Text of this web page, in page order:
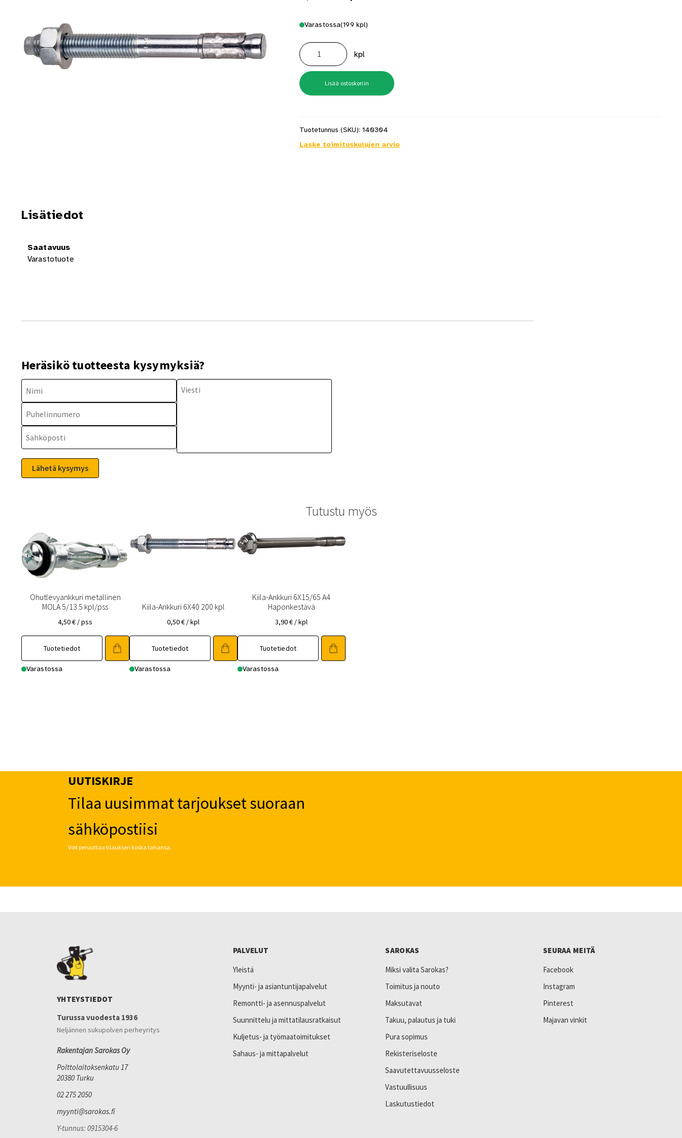
Varastossa(199 kpl)
Kiila-
Ankkuri
8X75
50
kpl
määrä
kpl
Lisää ostoskoriin
Tuotetunnus (SKU): 140304
Laske toimituskulujen arvio
Lisätiedot
Saatavuus
Varastotuote
Heräsikö tuotteesta kysymyksiä?
Tutustu myös
Ohutlevyankkuri metallinen
MOLA 5/13 5 kpl/pss
4,50€ / pss
Tuotetiedot
Varastossa
Kiila-Ankkuri 6X40 200 kpl
0,50€ / kpl
Tuotetiedot
Varastossa
Kiila-Ankkuri 6X15/65 A4
Haponkestävä
3,90€ / kpl
Tuotetiedot
Varastossa
UUTISKIRJE
Tilaa uusimmat tarjoukset suoraan
sähköpostiisi
Voit peruuttaa tilauksen koska tahansa.
YHTEYSTIEDOT
Turussa vuodesta 1936
Neljännen sukupolven perheyritys
Rakentajan Sarokas Oy
Polttolaitoksenkatu 17
20380 Turku
02 275 2050
myynti@sarokas.fi
Y-tunnus: 0915304-6
PALVELUT
Yleistä
Myynti- ja asiantuntijapalvelut
Remontti- ja asennuspalvelut
Suunnittelu ja mittatilausratkaisut
Kuljetus- ja työmaatoimitukset
Sahaus- ja mittapalvelut
SAROKAS
Miksi valita Sarokas?
Toimitus ja nouto
Maksutavat
Takuu, palautus ja tuki
Pura sopimus
Rekisteriseloste
Saavutettavuusseloste
Vastuullisuus
Laskutustiedot
SEURAA MEITÄ
Facebook
Instagram
Pinterest
Majavan vinkit